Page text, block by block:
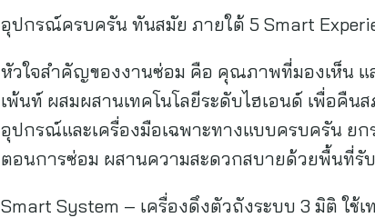
อุปกรณ์ครบครัน ทันสมัย ภายใต้ 5 Smart
หัวใจสำคัญของงานซ่อม คือ คุณภาพที่มองเห็น แ
เพ้นท์ ผสมผสานเทคโนโลยีระดับไฮเอนด์ เพื่อคื
อุปกรณ์และเครื่องมือเฉพาะทางแบบครบครัน ย
ตอนการซ่อม ผสานความสะดวกสบายด้วยพื้นที่รั
Smart System – เครื่องดึงตัวถังระบบ 3 มิติ ใ